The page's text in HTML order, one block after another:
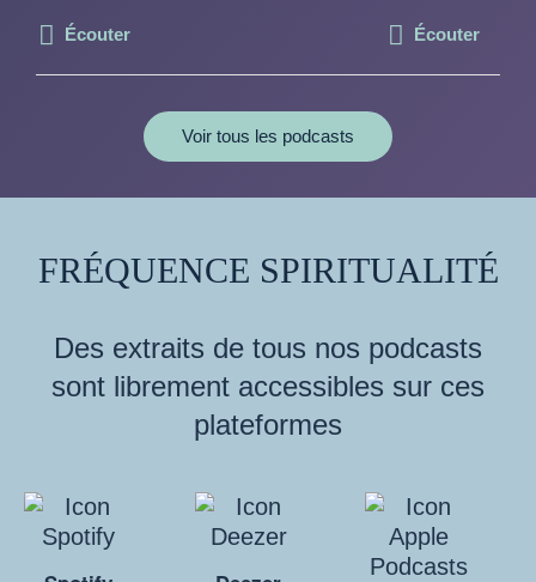
Écouter Écouter
Voir tous les podcasts
FRÉQUENCE SPIRITUALITÉ
Des extraits de tous nos podcasts
sont librement accessibles sur ces
plateformes